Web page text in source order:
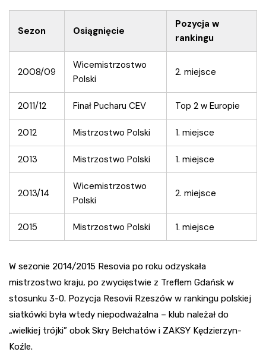
Sezon Osiągnięcie
Pozycja w
rankingu
2008/09
Wicemistrzostwo
Polski
2. miejsce
2011/12 Finał Pucharu CEV Top 2 w Europie
2012 Mistrzostwo Polski 1. miejsce
2013 Mistrzostwo Polski 1. miejsce
2013/14
Wicemistrzostwo
Polski
2. miejsce
2015 Mistrzostwo Polski 1. miejsce
W sezonie 2014/2015 Resovia po roku odzyskała
mistrzostwo kraju, po zwycięstwie z Treflem Gdańsk w
stosunku 3-0. Pozycja Resovii Rzeszów w rankingu polskiej
siatkówki była wtedy niepodważalna – klub należał do
„wielkiej trójki” obok Skry Bełchatów i ZAKSY Kędzierzyn-
Koźle.